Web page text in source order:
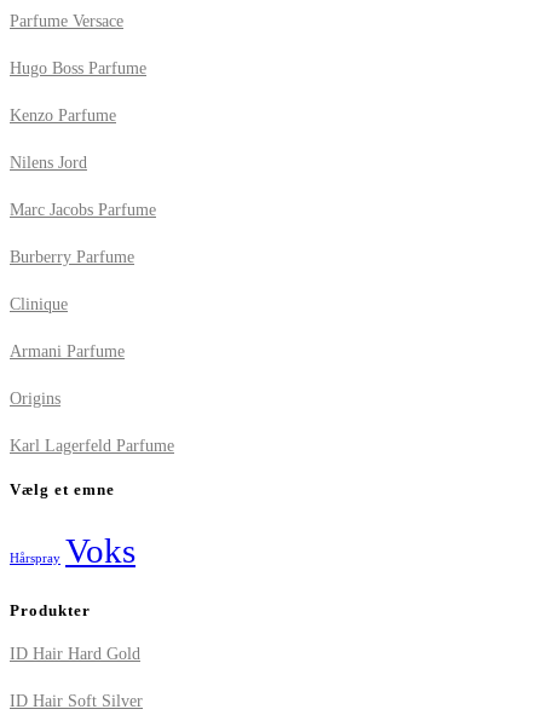
Parfume Versace
Hugo Boss Parfume
Kenzo Parfume
Nilens Jord
Marc Jacobs Parfume
Burberry Parfume
Clinique
Armani Parfume
Origins
Karl Lagerfeld Parfume
Vælg et emne
Hårspray Voks
Produkter
ID Hair Hard Gold
ID Hair Soft Silver